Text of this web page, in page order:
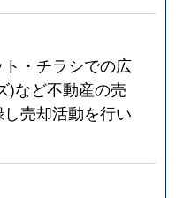
・チラシでの広
)など不動産の売
売却活動を行い